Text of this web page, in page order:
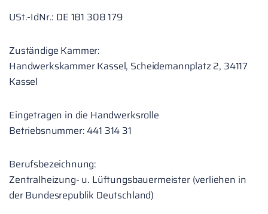
USt.-IdNr.: DE 181 308 179
Zuständige Kammer:
Handwerkskammer Kassel, Scheidemannplatz 2, 34117
Kassel
Eingetragen in die Handwerksrolle
Betriebsnummer: 441 314 31
Berufsbezeichnung:
Zentralheizung- u. Lüftungsbauermeister (verliehen in
der Bundesrepublik Deutschland)